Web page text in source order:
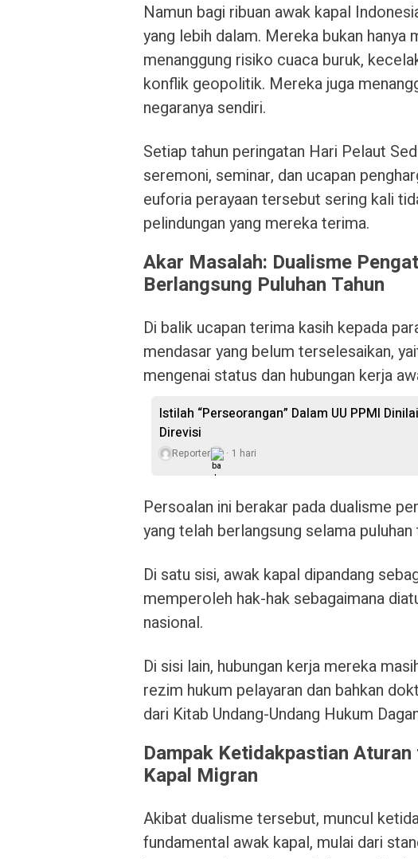
Namun bagi ribuan awak kapal
yang lebih dalam. Mereka bukan hanya
menanggung risiko cuaca buruk,
konflik geopolitik. Mereka juga
negaranya sendiri.
Setiap tahun peringatan Hari Pelaut
seremoni, seminar, dan ucapan
euforia perayaan tersebut sering kali
pelindungan yang mereka terima.
Akar Masalah: Dualisme
Berlangsung Puluhan Tahun
Di balik ucapan terima kasih kepada
mendasar yang belum terselesaikan,
mengenai status dan hubungan kerja
Istilah “Perseorangan” Dalam UU PPMI
Direvisi
Reporter 1 hari
Persoalan ini berakar pada dualisme
yang telah berlangsung selama puluhan
Di satu sisi, awak kapal dipandang
memperoleh hak-hak sebagaimana
nasional.
Di sisi lain, hubungan kerja mereka
rezim hukum pelayaran dan bahkan
dari Kitab Undang-Undang Hukum
Dampak Ketidakpastian
Kapal Migran
Akibat dualisme tersebut, muncul
fundamental awak kapal, mulai dari